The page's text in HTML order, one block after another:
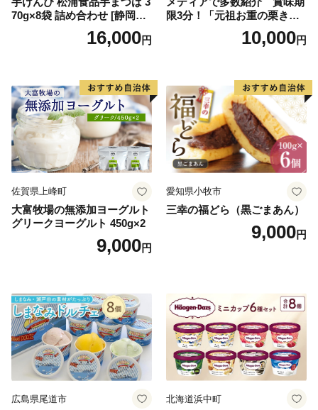
70g×8袋 詰め合わせ [静岡伊
勢丹(松浦食品) 静岡県 吉田町
22424274] 芋ケンピ セット
16,000円
限3分！「元祖お重の栗きん
とんモンブラン」 【未来の
ご褒美】スイーツ 栗 モンブ
子 菓子 F4N-2298
10,000円
佐賀県上峰町
大富牧場の無添加ヨーグルト
グリークヨーグルト 450g×2
9,000円
愛知県小牧市
三幸の福どら（黒ごまあん）
9,000円
広島県尾道市 北海道浜中町